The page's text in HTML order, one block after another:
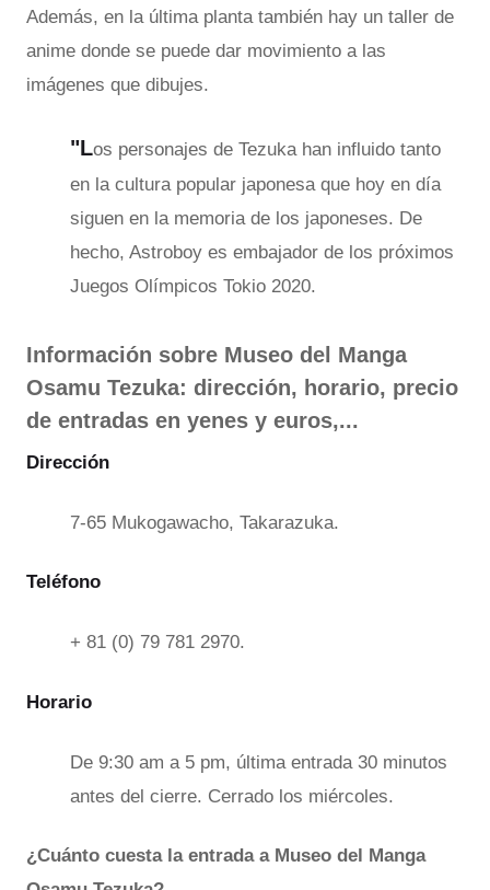
Además, en la última planta también hay un taller de
anime donde se puede dar movimiento a las
imágenes que dibujes.
"Los personajes de Tezuka han influido tanto
en la cultura popular japonesa que hoy en día
siguen en la memoria de los japoneses. De
hecho, Astroboy es embajador de los próximos
Juegos Olímpicos Tokio 2020.
Información sobre Museo del Manga
Osamu Tezuka: dirección, horario, precio
de entradas en yenes y euros,...
Dirección
7-65 Mukogawacho, Takarazuka.
Teléfono
+ 81 (0) 79 781 2970.
Horario
De 9:30 am a 5 pm, última entrada 30 minutos
antes del cierre. Cerrado los miércoles.
¿Cuánto cuesta la entrada a Museo del Manga